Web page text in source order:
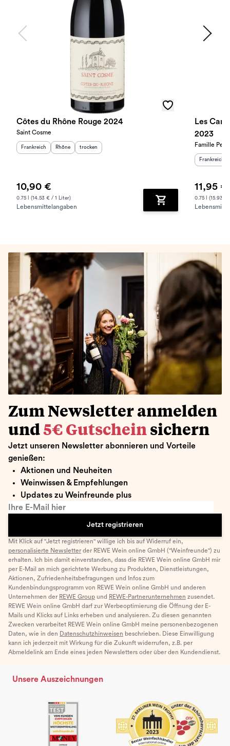
Côtes du Rhône Rouge 2024
Saint Cosme
Herkunftsland
Frankreich Herkunftsregion:
Rhône Geschmack
trocken
10,90 €
0.75 l (14.53 € / 1 Liter)
Lebensmittelangaben Zum Warenkorb
Les
2023
Famille
Frankreich
11,95 €
0.75 l (15.93 €
Zum Newsletter anmelden
und 5€ Gutschein sichern
Jetzt unseren Newsletter abonnieren und Vorteile
genießen:
Aktionen und Neuheiten
Weinwissen & Empfehlungen
Updates zu Weinfreunde plus
Ihre E-Mail hier
Jetzt registrieren
Mit Klick auf "Jetzt registrieren" willige ich bis auf Widerruf ein,
personalisierte Newsletter der REWE Wein online GmbH ("Weinfreunde") zu
erhalten. Ich bin damit einverstanden, dass die REWE Wein online GmbH mir
per E-Mail an mich gerichtete Werbung zu Produkten, Dienstleistungen,
Aktionen, Zufriedenheitsbefragungen und Infos zum
Kundenbindungsprogramm von REWE Wein online GmbH und anderen
Unternehmen der REWE Group und REWE-Partnerunternehmen zusendet.
REWE Wein online GmbH darf zur Werbeoptimierung die Öffnung der E-
Mails und Klicks auf Links erheben und analysieren. Zu diesen genannten
Zwecken verarbeitet REWE Wein online GmbH meine personenbezogenen
Daten, wie in den Datenschutzhinweisen beschrieben. Diese Einwilligung
kann ich jederzeit mit Wirkung für die Zukunft widerrufen, z.B. per
Abmeldelink am Ende eines jeden Newsletters oder über den Kundendienst.
Unsere Auszeichnungen